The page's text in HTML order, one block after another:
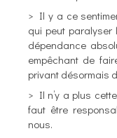
> Il y a ce
qui peut paralyser
dépendance
empêchant de
privant désormais
> Il n’y a plus
faut être
nous.